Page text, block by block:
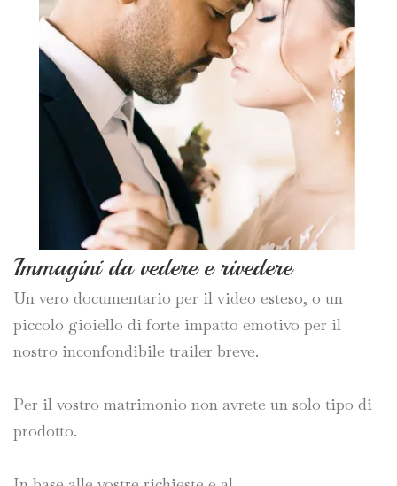
Immagini da vedere e rivedere
Un vero documentario per il video esteso, o un
piccolo gioiello di forte impatto emotivo per il
nostro inconfondibile trailer breve.
Per il vostro matrimonio non avrete un solo tipo di
prodotto.